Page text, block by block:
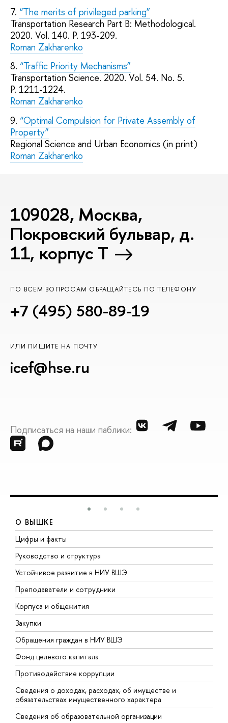
7. “The merits of privileged parking”
Transportation Research Part B: Methodological.
2020. Vol. 140. P. 193-209.
Roman Zakharenko
8. “Traffic Priority Mechanisms”
Transportation Science. 2020. Vol. 54. No. 5.
P. 1211-1224.
Roman Zakharenko
9. “Optimal Compulsion for Private Assembly of
Property”
Regional Science and Urban Economics (in print)
Roman Zakharenko
109028, Москва,
Покровский бульвар, д.
11, корпус T
ПО ВСЕМ ВОПРОСАМ ОБРАЩАЙТЕСЬ ПО ТЕЛЕФОНУ
+7 (495) 580-89-19
ИЛИ ПИШИТЕ НА ПОЧТУ
icef@hse.ru
Подписаться на наши паблики:
О ВЫШКЕ
Цифры и факты
Руководство и структура
Устойчивое развитие в НИУ ВШЭ
Преподаватели и сотрудники
Корпуса и общежития
Закупки
Обращения граждан в НИУ ВШЭ
Фонд целевого капитала
Противодействие коррупции
Сведения о доходах, расходах, об имуществе и
обязательствах имущественного характера
Сведения об образовательной организации